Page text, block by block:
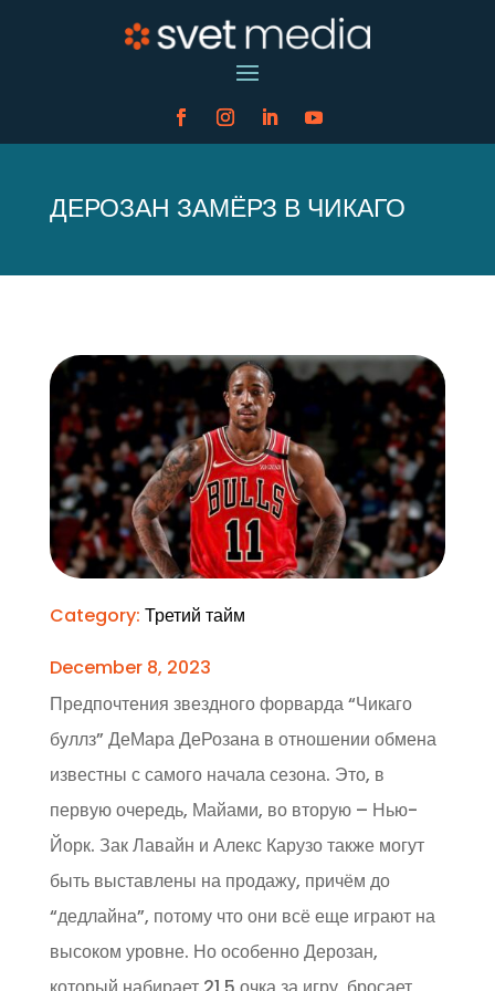
ДЕРОЗАН ЗАМЁРЗ В ЧИКАГО
Category: Третий тайм
December 8, 2023
Предпочтения звездного форварда “Чикаго
буллз” ДеМара ДеРозана в отношении обмена
известны с самого начала сезона. Это, в
первую очередь, Майами, во вторую – Нью-
Йорк. Зак Лавайн и Алекс Карузо также могут
быть выставлены на продажу, причём до
“дедлайна”, потому что они всё еще играют на
высоком уровне. Но особенно Дерозан,